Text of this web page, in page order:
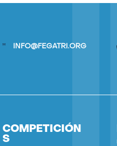
INFO@FEGATRI.ORG
COMPETICIÓN
S